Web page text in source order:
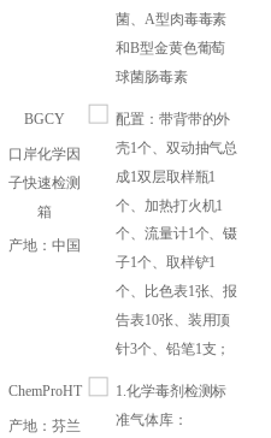
菌、A型肉毒毒素
和B型金黄色葡萄
球菌肠毒素
BGCY
口岸化学因
子快速检测
箱
产地：中国
配置：带背带的外
壳1个、双动抽气总
成1双层取样瓶1
个、加热打火机1
个、流量计1个、镊
子1个、取样铲1
个、比色表1张、报
告表10张、装用顶
针3个、铅笔1支；
ChemProHT
产地：芬兰
1.化学毒剂检测标
准气体库：